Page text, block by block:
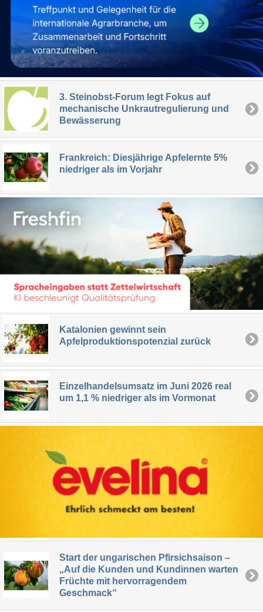
3. Steinobst-Forum legt Fokus auf
mechanische Unkrautregulierung und
Bewässerung
Frankreich: Diesjährige Apfelernte 5%
niedriger als im Vorjahr
Katalonien gewinnt sein
Apfelproduktionspotenzial zurück
Einzelhandelsumsatz im Juni 2026 real
um 1,1 % niedriger als im Vormonat
Start der ungarischen Pfirsichsaison –
„Auf die Kunden und Kundinnen warten
Früchte mit hervorragendem
Geschmack“